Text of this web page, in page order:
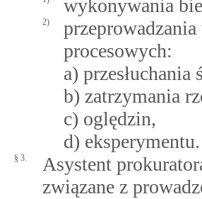
wykonywania
2)
procesowych:
a) przesłuchania
b) zatrzymania
c) oględzin,
d) eksperymentu.
§ 3.
Asystent
związane z